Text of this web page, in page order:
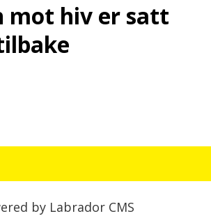
mot hiv er satt
by Labrador CMS